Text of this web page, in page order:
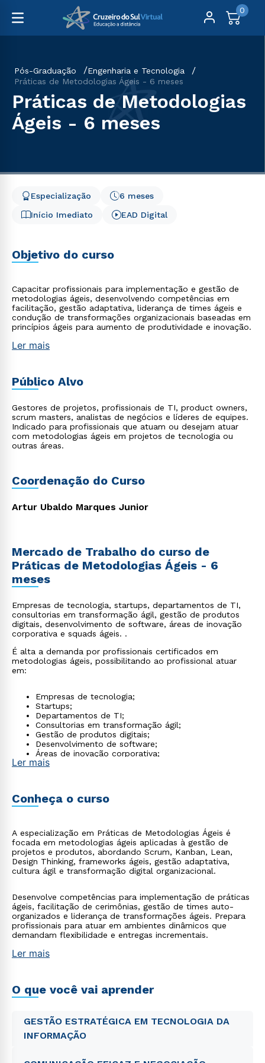
0
Pós-Graduação
Engenharia e Tecnologia
Práticas de Metodologias Ágeis - 6 meses
Práticas de Metodologias
Ágeis - 6 meses
Início Imediato
6 meses
Especialização
EAD Digital
Objetivo do curso
Capacitar profissionais para implementação e gestão de
metodologias ágeis, desenvolvendo competências em
facilitação, gestão adaptativa, liderança de times ágeis e
condução de transformações organizacionais baseadas em
princípios ágeis para aumento de produtividade e inovação.
Ler mais
Público Alvo
Gestores de projetos, profissionais de TI, product owners,
scrum masters, analistas de negócios e líderes de equipes.
Indicado para profissionais que atuam ou desejam atuar
com metodologias ágeis em projetos de tecnologia ou
outras áreas.
Coordenação do Curso
Artur Ubaldo Marques Junior
Mercado de Trabalho do curso de
Práticas de Metodologias Ágeis - 6
meses
Empresas de tecnologia, startups, departamentos de TI,
consultorias em transformação ágil, gestão de produtos
digitais, desenvolvimento de software, áreas de inovação
corporativa e squads ágeis. .
É alta a demanda por profissionais certificados em
metodologias ágeis, possibilitando ao profissional atuar
em:
Empresas de tecnologia;
Startups;
Departamentos de TI;
Consultorias em transformação ágil;
Gestão de produtos digitais;
Desenvolvimento de software;
Áreas de inovação corporativa;
Squads ágeis.
Ler mais
Conheça o curso
A especialização em Práticas de Metodologias Ágeis é
focada em metodologias ágeis aplicadas à gestão de
projetos e produtos, abordando Scrum, Kanban, Lean,
Design Thinking, frameworks ágeis, gestão adaptativa,
cultura ágil e transformação digital organizacional.
Desenvolve competências para implementação de práticas
ágeis, facilitação de cerimônias, gestão de times auto-
organizados e liderança de transformações ágeis. Prepara
profissionais para atuar em ambientes dinâmicos que
demandam flexibilidade e entregas incrementais.
Ler mais
O que você vai aprender
GESTÃO ESTRATÉGICA EM TECNOLOGIA DA
INFORMAÇÃO